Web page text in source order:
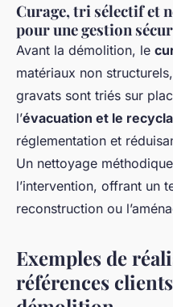
Curage, tri sélectif et
pour une gestion
Avant la démolition, le
matériaux non
gravats sont triés sur
l’évacuation et le
réglementation et
Un nettoyage
l’intervention, offrant un
reconstruction ou
Exemples de
références